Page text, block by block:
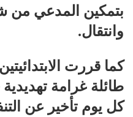
بتمكين المدعي من
وانتقال.
كما قررت
كل يوم تأخير عن